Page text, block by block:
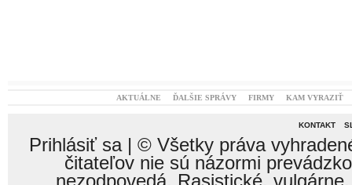
AKTUÁLNE ĎALŠIE SPRÁVY FIRMY KAM VYRAZIŤ
KONTAKT
Prihlásiť sa| © Všetky práva
čitateľov nie sú názormi